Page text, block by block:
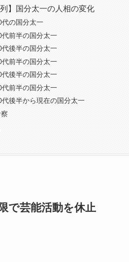
列】国分太一の人相の変化
代の国分太一
代前半の国分太一
代後半の国分太一
代前半の国分太一
代後半の国分太一
代前半の国分太一
代後半から現在の国分太一
で芸能活動を休止